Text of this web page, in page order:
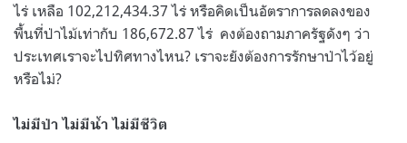
ไร่ เหลือ 102,212,434.37 ไร่ หรือคิดเป็นอัตราการลดลงของ
พื้นที่ป่าไม้เท่ากับ 186,672.87 ไร่ คงต้องถามภาครัฐดังๆ ว่า
ประเทศเราจะไปทิศทางไหน? เราจะยังต้องการรักษาป่าไว้อยู่
หรือไม่?
ไม่มีป่า ไม่มีน้ำ ไม่มีชีวิต